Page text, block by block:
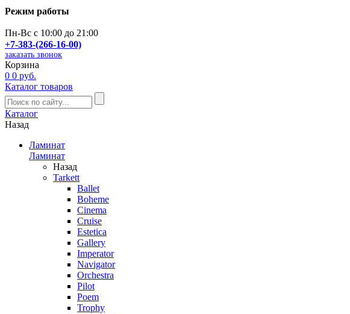
Режим работы
Пн-Вс с 10:00 до 21:00
+7-383-(266-16-00)
заказать звонок
Корзина
0 0 руб.
Каталог товаров
Каталог
Назад
Ламинат
Ламинат
Назад
Tarkett
Ballet
Boheme
Cinema
Cruise
Estetica
Gallery
Imperator
Navigator
Orchestra
Pilot
Poem
Trophy